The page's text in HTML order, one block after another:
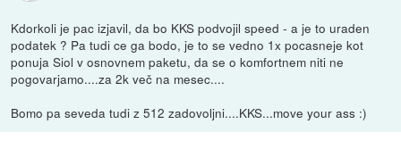
Kdorkoli je pac izjavil, da bo KKS podvojil speed - a je to uraden
podatek ? Pa tudi ce ga bodo, je to se vedno 1x pocasneje kot
ponuja Siol v osnovnem paketu, da se o komfortnem niti ne
pogovarjamo....za 2k več na mesec....
Bomo pa seveda tudi z 512 zadovoljni....KKS...move your ass :)